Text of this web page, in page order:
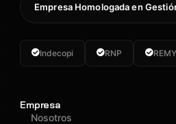
Empresa Homologada en
Indecopi RNP
Empresa
Nosotros